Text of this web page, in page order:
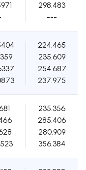
298.483
---
224.465
235.609
254.687
237.975
235.356
285.406
280.909
356.384